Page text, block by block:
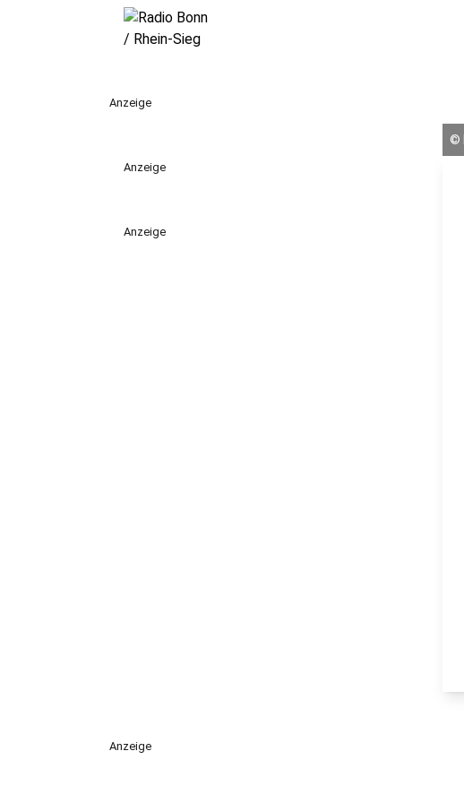
Anzeige
Anzeige
Anzeige
©
Anzeige